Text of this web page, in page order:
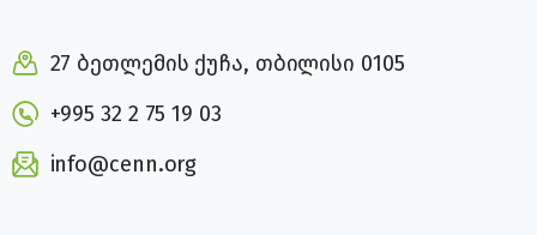
27 ბეთლემის ქუჩა, თბილისი 0105
+995 32 2 75 19 03
info@cenn.org